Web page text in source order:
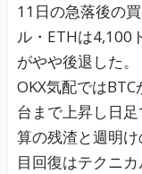
11日の急落後の
ル・ETHは4,100
がやや後退した。
OKX気配では
台まで上昇し日
算の残渣と週明
目回復はテクニカ